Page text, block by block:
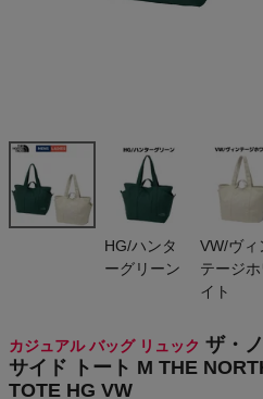
ト M THE NO
RTH FACE S
UNNY SIDE
TOTE HG V
W
(税込)
NIKE
HG/ハンタ
ーグリーン
VW/ヴィ
テージホ
イト
カジュアル バッグ リュック ザ・
サイド トート M THE
TOTE HG VW